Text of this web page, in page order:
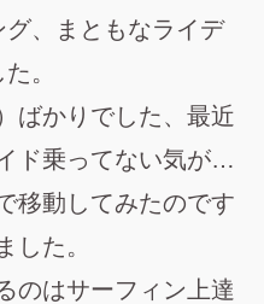
、まともなライデ
。
ばかりでした、最近
ド乗ってない気が…
移動してみたのです
した。
のはサーフィン上達